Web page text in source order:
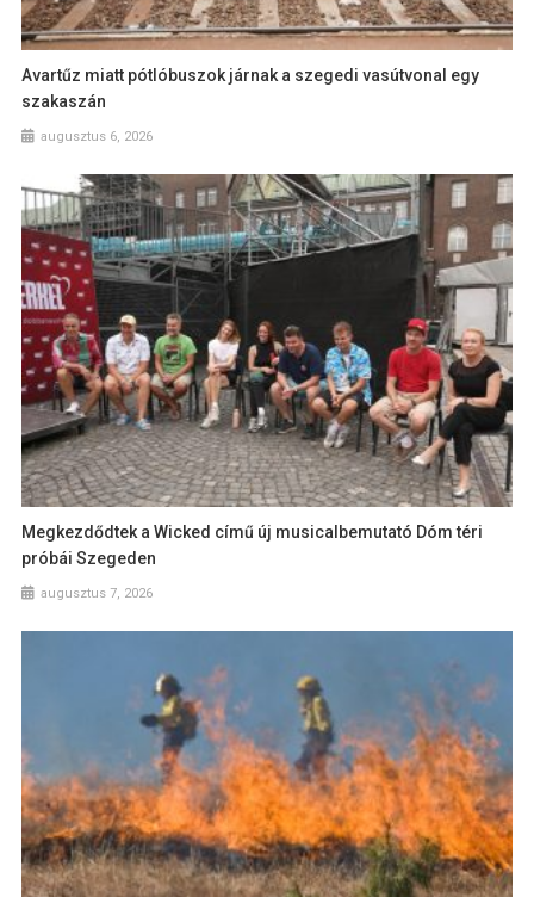
Avartűz miatt pótlóbuszok járnak a szegedi vasútvonal egy
szakaszán
augusztus 6, 2026
Megkezdődtek a Wicked című új musicalbemutató Dóm téri
próbái Szegeden
augusztus 7, 2026